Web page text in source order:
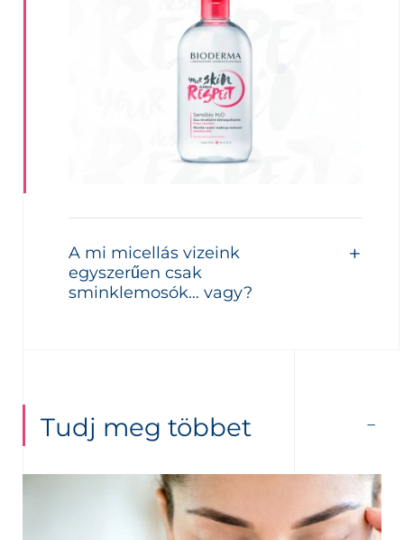
A mi micellás vizeink
egyszerűen csak
sminklemosók… vagy?
Tudj meg többet